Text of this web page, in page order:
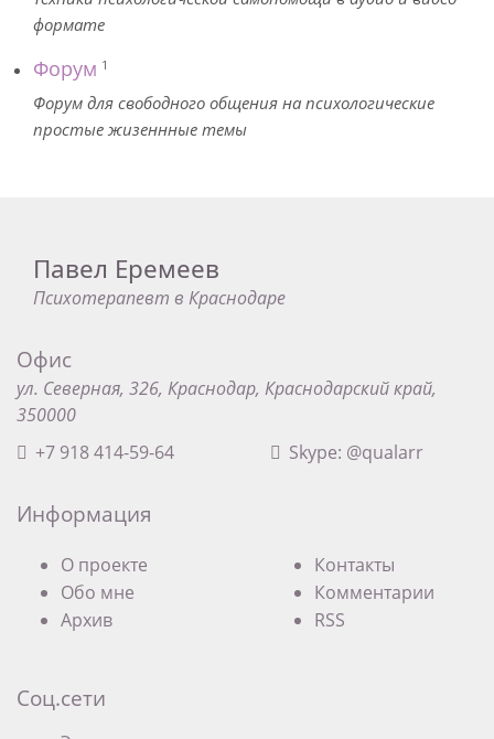
формате
Форум 1
Форум для свободного общения на психологические
простые жизеннные темы
Павел Еремеев
Психотерапевт в Краснодаре
Офис
ул. Северная, 326, Краснодар, Краснодарский край,
350000
+7 918 414-59-64
Skype: @qualarr
Информация
О проекте
Обо мне
Архив
Контакты
Комментарии
RSS
Соц.сети